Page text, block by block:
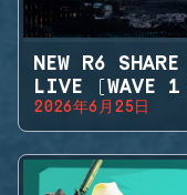
NEW R6
LIVE (WAVE
2026年6月25日